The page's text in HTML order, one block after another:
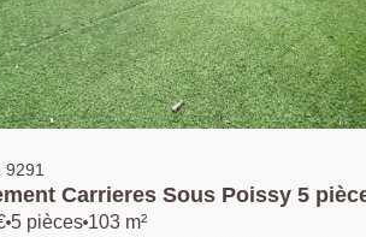
9291
Carrieres Sous Poissy 5
5 pièces 103 m²